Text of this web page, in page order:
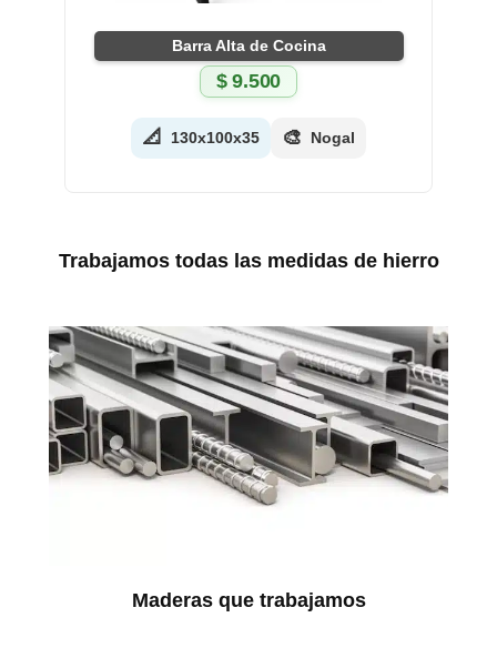
Barra Alta de Cocina
$9.500
📐 130x100x35 🎨 Nogal
Trabajamos todas las medidas de hierro
Maderas que trabajamos